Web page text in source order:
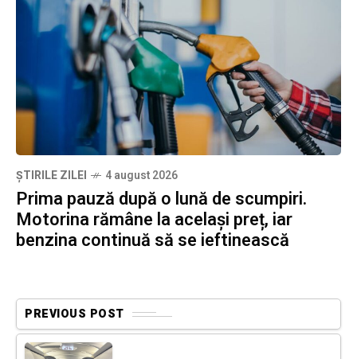
ȘTIRILE ZILEI 4 august 2026
Prima pauză după o lună de scumpiri.
Motorina rămâne la același preț, iar
benzina continuă să se ieftinească
PREVIOUS POST